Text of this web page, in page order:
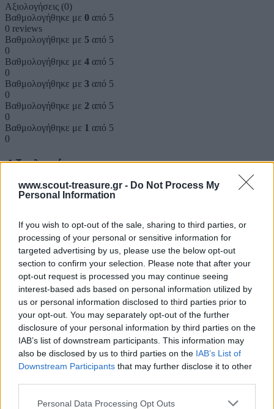
www.scout-treasure.gr - Do Not Process My
Personal Information
If you wish to opt-out of the sale, sharing to third parties, or
processing of your personal or sensitive information for
targeted advertising by us, please use the below opt-out
section to confirm your selection. Please note that after your
opt-out request is processed you may continue seeing
interest-based ads based on personal information utilized by
us or personal information disclosed to third parties prior to
your opt-out. You may separately opt-out of the further
disclosure of your personal information by third parties on the
IAB’s list of downstream participants. This information may
also be disclosed by us to third parties on the IAB’s List of
Downstream Participants that may further disclose it to other
Please note that this website/app uses one or more Google
Personal Data Processing Opt Outs
Αξιολογήσεις (0)
Βαθμολογήθηκε με 0 από 5
0 reviews
Βαθμολογήθηκε με 5 από 5
0
Βαθμολογήθηκε με 4 από 5
0
Βαθμολογήθηκε με 3 από 5
0
Βαθμολογήθηκε με 2 από 5
0
Βαθμολογήθηκε με 1 από 5
0
Αξιολογήσεις
Clear filters
Δεν υπάρχει καμία αξιολόγηση ακόμη.
Κάνετε την πρώτη αξιολόγηση για το προϊόν: “Η αμαρτία”
Η ηλ. διεύθυνση σας δεν δημοσιεύεται. Τα υποχρεωτικά πεδία
σημειώνονται με*
Η βαθμολογία σας *
Η αξιολόγησή σας*